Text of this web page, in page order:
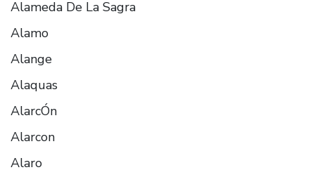
Alameda De La Sagra
Alamo
Alange
Alaquas
AlarcÓn
Alarcon
Alaro